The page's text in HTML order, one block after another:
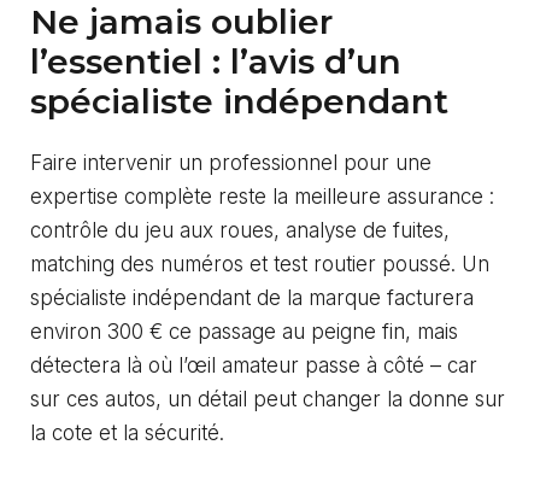
Ne jamais oublier
l’essentiel : l’avis d’un
spécialiste indépendant
Faire intervenir un professionnel pour une
expertise complète reste la meilleure assurance :
contrôle du jeu aux roues, analyse de fuites,
matching des numéros et test routier poussé. Un
spécialiste indépendant de la marque facturera
environ 300 € ce passage au peigne fin, mais
détectera là où l’œil amateur passe à côté – car
sur ces autos, un détail peut changer la donne sur
la cote et la sécurité.